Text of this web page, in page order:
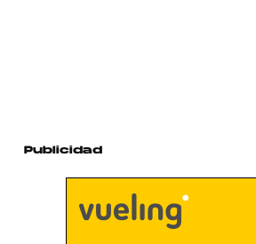
Publicidad